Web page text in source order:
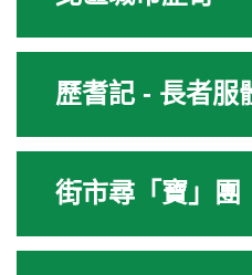
歷耆記 - 長者服
街市尋「寶」